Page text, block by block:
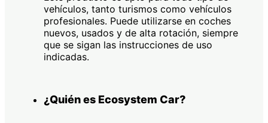
vehículos, tanto turismos como vehículos
profesionales. Puede utilizarse en coches
nuevos, usados y de alta rotación, siempre
que se sigan las instrucciones de uso
indicadas.
¿Quién es Ecosystem Car?